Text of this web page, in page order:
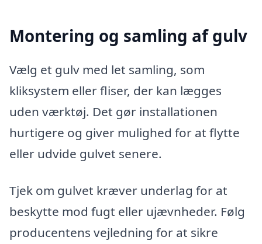
Montering og samling af gulv
Vælg et gulv med let samling, som
kliksystem eller fliser, der kan lægges
uden værktøj. Det gør installationen
hurtigere og giver mulighed for at flytte
eller udvide gulvet senere.
Tjek om gulvet kræver underlag for at
beskytte mod fugt eller ujævnheder. Følg
producentens vejledning for at sikre